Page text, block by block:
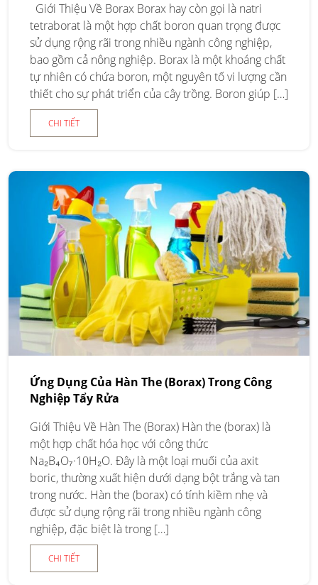
Giới Thiệu Về Borax Borax hay còn gọi là natri
tetraborat là một hợp chất boron quan trọng được
sử dụng rộng rãi trong nhiều ngành công nghiệp,
bao gồm cả nông nghiệp. Borax là một khoáng chất
tự nhiên có chứa boron, một nguyên tố vi lượng cần
thiết cho sự phát triển của cây trồng. Boron giúp […]
CHI TIẾT
Ứng Dụng Của Hàn The (Borax) Trong Công
Nghiệp Tẩy Rửa
Giới Thiệu Về Hàn The (Borax) Hàn the (borax) là
một hợp chất hóa học với công thức
Na₂B₄O₇·10H₂O. Đây là một loại muối của axit
boric, thường xuất hiện dưới dạng bột trắng và tan
trong nước. Hàn the (borax) có tính kiềm nhẹ và
được sử dụng rộng rãi trong nhiều ngành công
nghiệp, đặc biệt là trong […]
CHI TIẾT